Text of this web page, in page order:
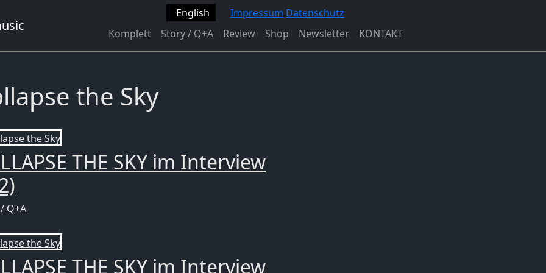
English Impressum Datenschutz
Komplett
Story / Q+A Review Shop Newsletter KONTAKT
the Sky
THE SKY im Interview
Q+A
THE SKY im Interview